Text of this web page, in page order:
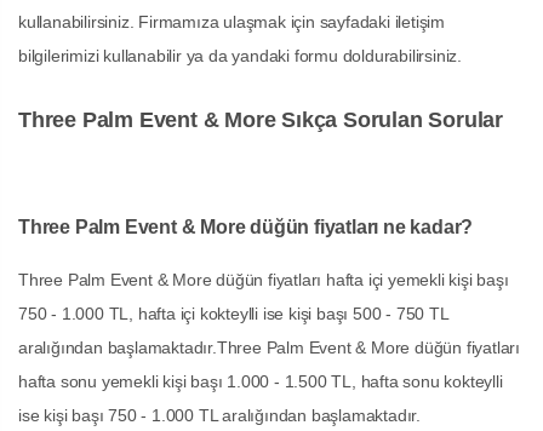
kullanabilirsiniz. Firmamıza ulaşmak için sayfadaki iletişim
bilgilerimizi kullanabilir ya da yandaki formu doldurabilirsiniz.
Three Palm Event & More Sıkça Sorulan Sorular
Three Palm Event & More düğün fiyatları ne kadar?
Three Palm Event & More düğün fiyatları hafta içi yemekli kişi başı
750 - 1.000 TL, hafta içi kokteylli ise kişi başı 500 - 750 TL
aralığından başlamaktadır.Three Palm Event & More düğün fiyatları
hafta sonu yemekli kişi başı 1.000 - 1.500 TL, hafta sonu kokteylli
ise kişi başı 750 - 1.000 TL aralığından başlamaktadır.